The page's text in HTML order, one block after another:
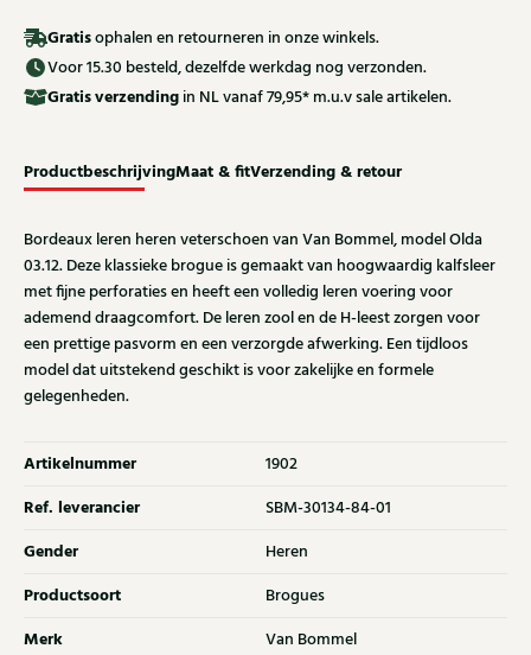
Gratisophalen en retourneren in onze winkels.
Voor 15.30 besteld, dezelfde werkdag nog verzonden.
Gratisverzending in NL vanaf 79,95* m.u.v sale artikelen.
ProductbeschrijvingMaat & fitVerzending & retour
Bordeaux leren heren veterschoen van Van Bommel, model Olda
03.12. Deze klassieke brogue is gemaakt van hoogwaardig kalfsleer
met fijne perforaties en heeft een volledig leren voering voor
ademend draagcomfort. De leren zool en de H-leest zorgen voor
een prettige pasvorm en een verzorgde afwerking. Een tijdloos
model dat uitstekend geschikt is voor zakelijke en formele
gelegenheden.
Artikelnummer 1902
Ref. leverancier SBM-30134-84-01
Gender Heren
Productsoort Brogues
Merk Van Bommel